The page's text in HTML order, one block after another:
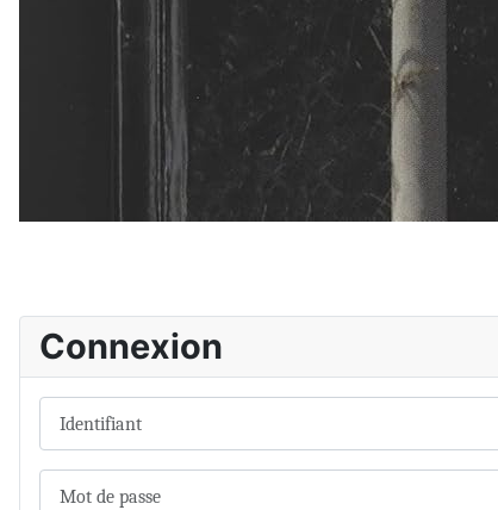
Connexion